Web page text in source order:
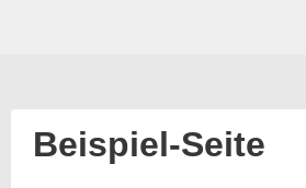
Beispiel-Seite